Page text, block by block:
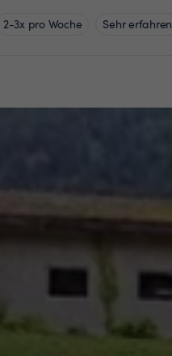
2-3x pro Woche Sehr erfahren